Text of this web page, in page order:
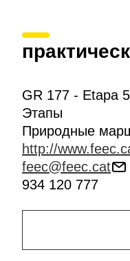
GR 177 - Etapa
Этапы
Природные
http://
feec@feec.cat
934 120 777